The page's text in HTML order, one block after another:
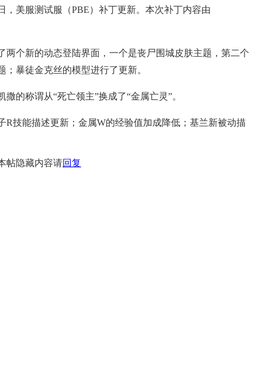
，美服测试服（PBE）补丁更新。本次补丁内容由
两个新的动态登陆界面，一个是丧尸围城皮肤主题，第二个
；暴徒金克丝的模型进行了更新。
撒的称谓从“死亡领主”换成了“金属亡灵”。
R技能描述更新；金属W的经验值加成降低；基兰新被动描
帖隐藏内容请回复